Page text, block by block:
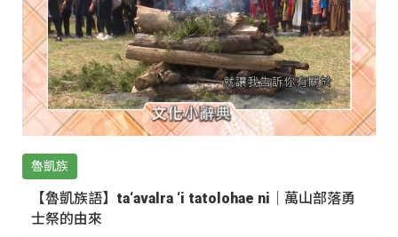
魯凱族
【魯凱族語】ta‘avalra ‘i tatolohae ni｜萬山部落勇
士祭的由來